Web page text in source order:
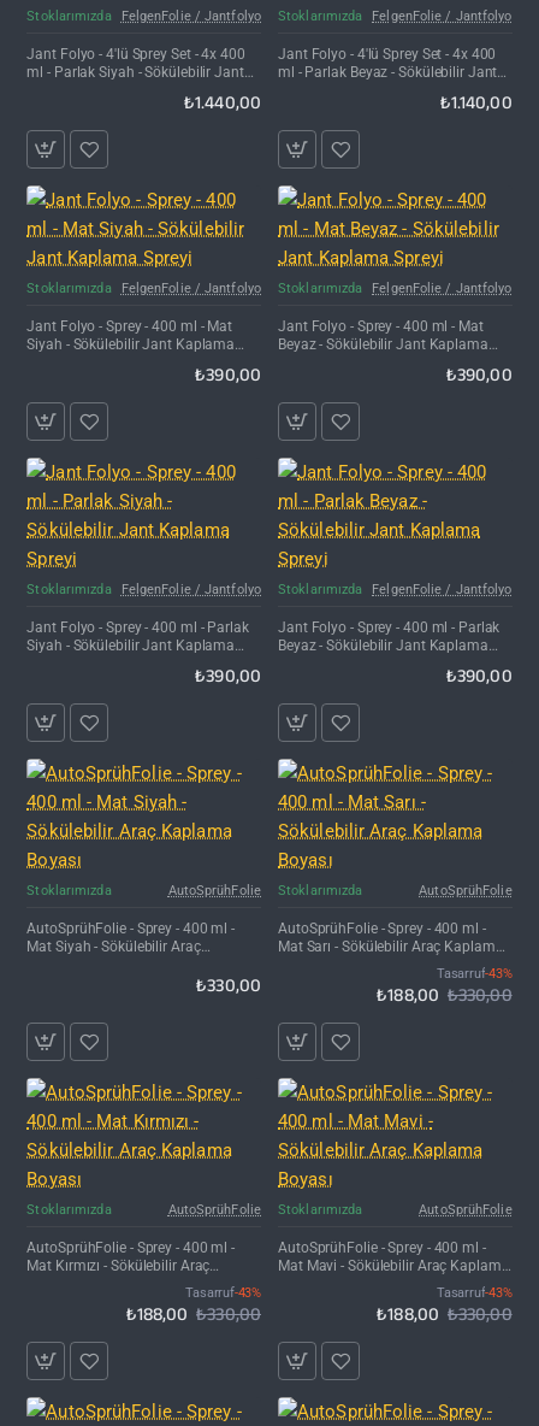
Kargo Bedava
Stoklarımızda FelgenFolie / Jantfolyo
Jant Folyo - 4'lü Sprey Set - 4x 400
ml - Parlak Siyah - Sökülebilir Jant
₺1.440,00
Kargo Bedava
Stoklarımızda FelgenFolie / Jantfolyo
Jant Folyo - 4'lü Sprey Set - 4x 400
ml - Parlak Beyaz - Sökülebilir Jant
₺1.140,00
Stoklarımızda FelgenFolie / Jantfolyo
Jant Folyo - Sprey - 400 ml - Mat
Siyah - Sökülebilir Jant Kaplama
₺390,00
Stoklarımızda FelgenFolie / Jantfolyo
Jant Folyo - Sprey - 400 ml - Mat
Beyaz - Sökülebilir Jant Kaplama
₺390,00
Stoklarımızda FelgenFolie / Jantfolyo
Jant Folyo - Sprey - 400 ml - Parlak
Siyah - Sökülebilir Jant Kaplama
₺390,00
Stoklarımızda FelgenFolie / Jantfolyo
Jant Folyo - Sprey - 400 ml - Parlak
Beyaz - Sökülebilir Jant Kaplama
₺390,00
Stoklarımızda AutoSprühFolie
AutoSprühFolie - Sprey - 400 ml -
Mat Siyah - Sökülebilir Araç
₺330,00
İNDIRIM'DE
Stoklarımızda AutoSprühFolie
AutoSprühFolie - Sprey - 400 ml -
Mat Sarı - Sökülebilir Araç Kaplama
Tasarruf-43%
₺188,00 ₺330,00
İNDIRIM'DE
Stoklarımızda AutoSprühFolie
AutoSprühFolie - Sprey - 400 ml -
Mat Kırmızı - Sökülebilir Araç
Tasarruf-43%
₺188,00 ₺330,00
İNDIRIM'DE
Stoklarımızda AutoSprühFolie
AutoSprühFolie - Sprey - 400 ml -
Mat Mavi - Sökülebilir Araç Kaplama
Tasarruf-43%
₺188,00 ₺330,00